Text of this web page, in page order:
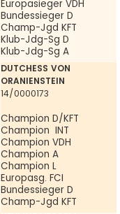
Europasieger VDH
Bundessieger D
Champ-Jgd KFT
Klub-Jdg-Sg D
Klub-Jdg-Sg A
DUTCHESS VON
ORANIENSTEIN
14/0000173
Champion D/KFT
Champion INT
Champion VDH
Champion A
Champion L
Europasg. FCI
Bundessieger D
Champ-Jgd KFT